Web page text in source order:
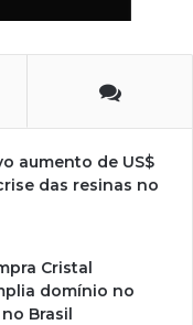
aumento de US$
das resinas no
Cristal
domínio no
Brasil